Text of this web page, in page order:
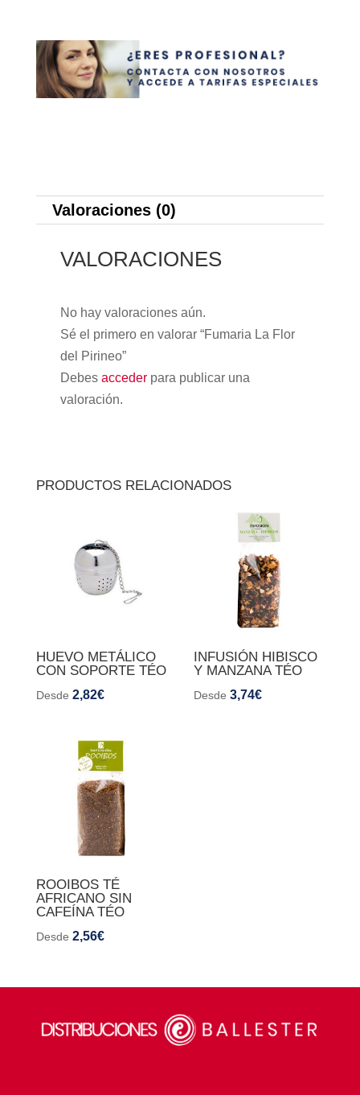
Valoraciones (0)
VALORACIONES
No hay valoraciones aún.
Sé el primero en valorar “Fumaria La Flor
del Pirineo”
Debes accederpara publicar una
valoración.
PRODUCTOS RELACIONADOS
HUEVO METÁLICO
CON SOPORTE TÉO
Desde 2,82€
INFUSIÓN HIBISCO
Y MANZANA TÉO
Desde3,74€
ROOIBOS TÉ
AFRICANO SIN
CAFEÍNA TÉO
Desde 2,56€